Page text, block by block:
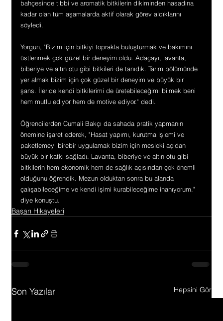
bahçesinde tıbbi ve aromatik bitkilerin dikiminden hasadına
kadar olan tüm aşamalarda aktif olarak görev aldıklarını
söyledi.
Yorgun, "Bizim için bitkiyi toprakla buluşturmak ve bakımını
üstlenmek çok güzel bir deneyim oldu. Adaçayı, lavanta,
biberiye ve altın otu gibi bitkileri de tanıdık. Tarım bölümünde
yer almak bizim için çok güzel bir deneyim ve büyük bir
şans. İleride kendi bitkilerimi de üretebileceğimi bilmek beni
hem mutlu ediyor hem de motive ediyor." dedi.
Öğrencilerden Cumali Bakçı da sahada pratik yapmanın
önemine işaret ederek, "Hasat yapımı, kurutma işlemi ve
paketlemeyi birebir uygulamak bizim için mesleki açıdan
büyük bir katkı sağladı. Lavanta, biberiye ve altın otu gibi
bitkilerin hem ekonomik hem de sağlık açısından çok önemli
olduğunu öğrendik. Mezun olduktan sonra bu alanda
çalışabileceğime ve kendi işimi kurabileceğime inanıyorum."
diye konuştu.
Başarı Hikayeleri
Son Yazılar Hepsini Gör